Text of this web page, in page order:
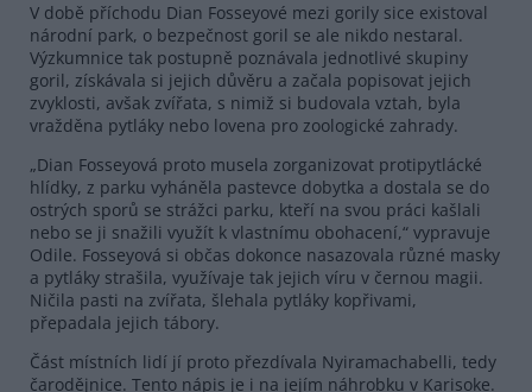
V době příchodu Dian Fosseyové mezi gorily sice existoval
národní park, o bezpečnost goril se ale nikdo nestaral.
Výzkumnice tak postupně poznávala jednotlivé skupiny
goril, získávala si jejich důvěru a začala popisovat jejich
zvyklosti, avšak zvířata, s nimiž si budovala vztah, byla
vražděna pytláky nebo lovena pro zoologické zahrady.
„Dian Fosseyová proto musela zorganizovat protipytlácké
hlídky, z parku vyháněla pastevce dobytka a dostala se do
ostrých sporů se strážci parku, kteří na svou práci kašlali
nebo se ji snažili využít k vlastnímu obohacení,“ vypravuje
Odile. Fosseyová si občas dokonce nasazovala různé masky
a pytláky strašila, využívaje tak jejich víru v černou magii.
Ničila pasti na zvířata, šlehala pytláky kopřivami,
přepadala jejich tábory.
Část místních lidí jí proto přezdívala Nyiramachabelli, tedy
čarodějnice. Tento nápis je i na jejím náhrobku v Karisoke.